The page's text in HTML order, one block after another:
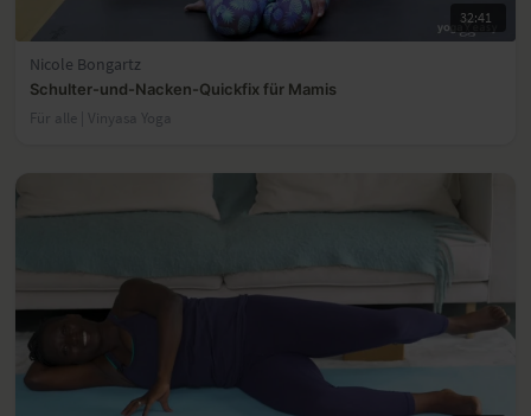
32:41
Nicole Bongartz
Schulter-und-Nacken-Quickfix für Mamis
Für alle | Vinyasa Yoga